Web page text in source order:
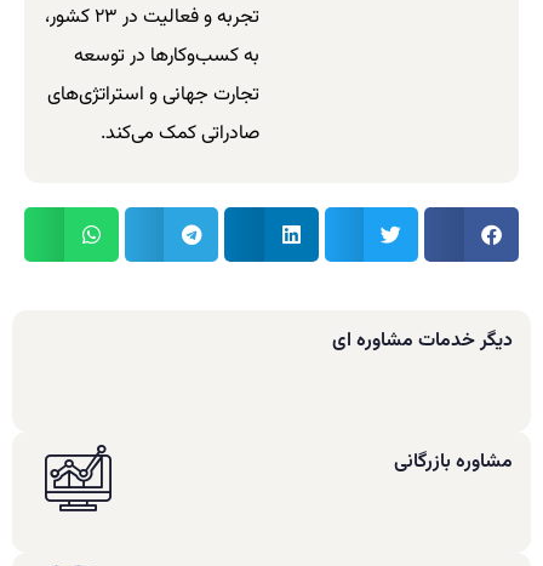
تجربه و فعالیت در ۲۳ کشور،
به کسب‌وکارها در توسعه
تجارت جهانی و استراتژی‌های
صادراتی کمک می‌کند.
دیگر خدمات مشاوره ای
مشاوره بازرگانی